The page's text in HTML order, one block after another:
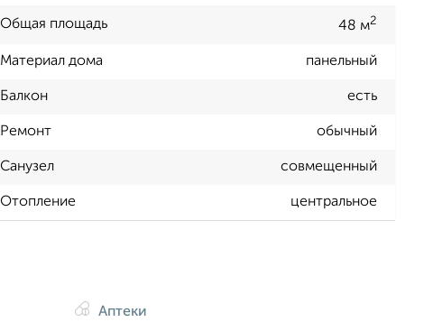
Общая площадь 48 м2
Материал дома панельный
Балкон есть
Ремонт обычный
Санузел совмещенный
Отопление центральное
Аптеки